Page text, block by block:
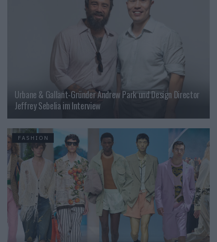
Urbane & Gallant-Gründer Andrew Park und Design Director
Jeffrey Sebelia im Interview
FASHION